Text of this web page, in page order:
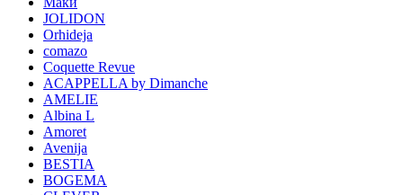
JOLIDON
Orhideja
comazo
Coquette Revue
ACAPPELLA by Dimanche
AMELIE
Albina L
Amoret
Avenija
BESTIA
BOGEMA